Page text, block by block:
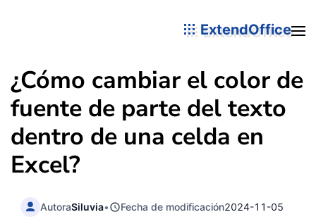
ExtendOffice
¿Cómo cambiar el color de
fuente de parte del texto
dentro de una celda en
Excel?
AutoraSiluvia• Fecha de modificación2024-11-05